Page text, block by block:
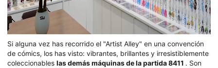
Si alguna vez has recorrido el "Artist Alley" en una convención
de cómics, los has visto: vibrantes, brillantes y irresistiblemente
coleccionables las demás máquinas de la partida 8411 . Son